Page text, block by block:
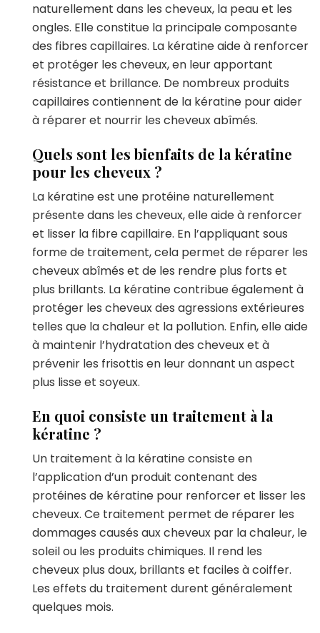
naturellement dans les cheveux, la peau et les
ongles. Elle constitue la principale composante
des fibres capillaires. La kératine aide à renforcer
et protéger les cheveux, en leur apportant
résistance et brillance. De nombreux produits
capillaires contiennent de la kératine pour aider
à réparer et nourrir les cheveux abîmés.
Quels sont les bienfaits de la kératine
pour les cheveux ?
La kératine est une protéine naturellement
présente dans les cheveux, elle aide à renforcer
et lisser la fibre capillaire. En l’appliquant sous
forme de traitement, cela permet de réparer les
cheveux abîmés et de les rendre plus forts et
plus brillants. La kératine contribue également à
protéger les cheveux des agressions extérieures
telles que la chaleur et la pollution. Enfin, elle aide
à maintenir l’hydratation des cheveux et à
prévenir les frisottis en leur donnant un aspect
plus lisse et soyeux.
En quoi consiste un traitement à la
kératine ?
Un traitement à la kératine consiste en
l’application d’un produit contenant des
protéines de kératine pour renforcer et lisser les
cheveux. Ce traitement permet de réparer les
dommages causés aux cheveux par la chaleur, le
soleil ou les produits chimiques. Il rend les
cheveux plus doux, brillants et faciles à coiffer.
Les effets du traitement durent généralement
quelques mois.